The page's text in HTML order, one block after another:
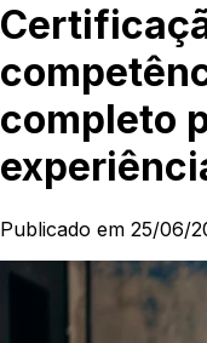
completo
Publicado em 25/06/